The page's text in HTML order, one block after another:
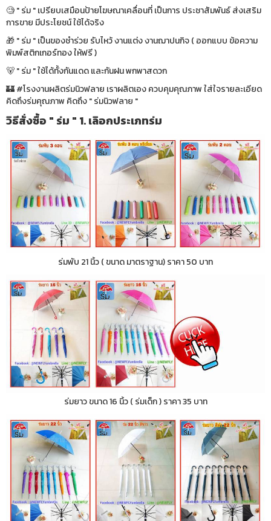
🧐 " ร่ม " เปรียบเสมือนป้ายโฆษณาเคลื่อนที่ เป็นการ ประชาสัมพันธ์ ส่งเสริม
การขาย มีประโยชน์ ใช้ได้จริง
🎁 " ร่ม " เป็นของชำร่วย รับไหว้ งานแต่ง งานฌาปนกิจ ( ออกแบบ ข้อความ
พิมพ์สติกเกอร์ทอง ให้ฟรี )
🐻 " ร่ม " ใช้ได้ทั้งกันแดด และกันฝน พกพาสดวก
🏰 #โรงงานผลิตร่มนิวฟลาย เราผลิตเอง ควบคุมคุณภาพ ใส่ใจรายละเอียด
คิดถึงร่มคุณภาพ คิดถึง " ร่มนิวฟลาย "
วิธีสั่งซื้อ " ร่ม " 1. เลิอกประเภทร่ม
ร่มพับ 21 นิ้ว ( ขนาด มาตราฐาน) ราคา 50 บาท
ร่มยาว ขนาด 16 นิ้ว ( ร่มเด็ก ) ราคา 35 บาท